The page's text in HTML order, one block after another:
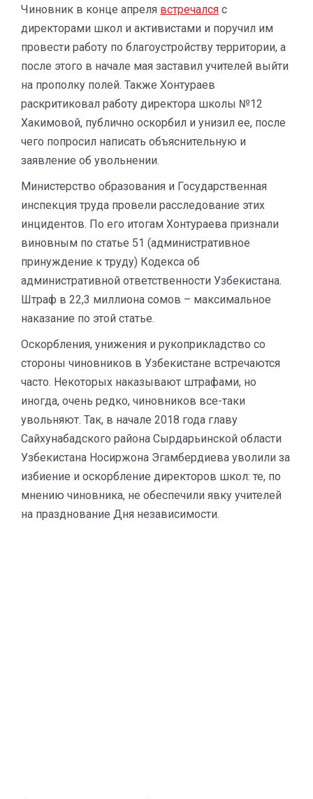
Чиновник в конце апреля встречался с
директорами школ и активистами и поручил им
провести работу по благоустройству территории, а
после этого в начале мая заставил учителей выйти
на прополку полей. Также Хонтураев
раскритиковал работу директора школы №12
Хакимовой, публично оскорбил и унизил ее, после
чего попросил написать объяснительную и
заявление об увольнении.
Министерство образования и Государственная
инспекция труда провели расследование этих
инцидентов. По его итогам Хонтураева признали
виновным по статье 51 (административное
принуждение к труду) Кодекса об
административной ответственности Узбекистана.
Штраф в 22,3 миллиона сомов – максимальное
наказание по этой статье.
Оскорбления, унижения и рукоприкладство со
стороны чиновников в Узбекистане встречаются
часто. Некоторых наказывают штрафами, но
иногда, очень редко, чиновников все-таки
увольняют. Так, в начале 2018 года главу
Сайхунабадского района Сырдарьинской области
Узбекистана Носиржона Эгамбердиева уволили за
избиение и оскорбление директоров школ: те, по
мнению чиновника, не обеспечили явку учителей
на празднование Дня независимости.